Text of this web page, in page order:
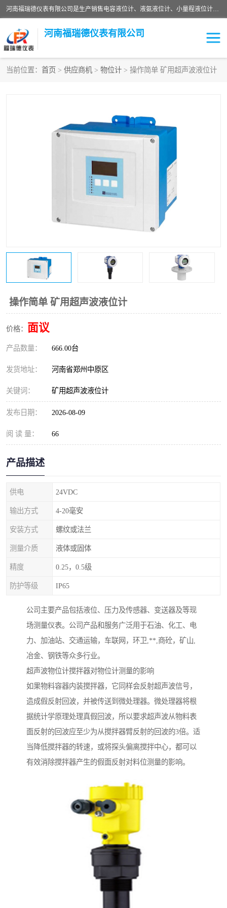
河南福瑞德仪表有限公司是生产销售电容液位计、液氨液位计、小量程液位计定制、智能锅炉水位计、液氮液位计等；并在产品开发、研制的过程中，吸取国内外仪器仪表的技术精华，建立了一支高、精、尖的科研开发队伍，使产品性能不断升级。
河南福瑞德仪表有限公司
当前位置： 首页 > 供应商机 > 物位计 > 操作简单 矿用超声波液位计
操作简单 矿用超声波液位计
价格： 面议
产品数量： 666.00台
发货地址： 河南省郑州中原区
关键词： 矿用超声波液位计
发布日期： 2026-08-09
阅 读 量： 66
产品描述
供电 24VDC
输出方式 4-20毫安
安装方式 螺纹或法兰
测量介质 液体或固体
精度 0.25，0.5级
防护等级 IP65
公司主要产品包括液位、压力及传感器、变送器及等现
场测量仪表。公司产品和服务广泛用于石油、化工、电
力、加油站、交通运输，车联网，环卫,**,商砼，矿山,
冶金、钢铁等众多行业。
超声波物位计搅拌器对物位计测量的影响
如果物料容器内装搅拌器，它同样会反射超声波信号，
造成假反射回波，并被传送到微处理器。微处理器将根
据统计学原理处理真假回波，所以要求超声波从物料表
面反射的回波应至少为从搅拌器臂反射的回波的3倍。适
当降低搅拌器的转速，或将探头偏离搅拌中心，都可以
有效消除搅拌器产生的假面反射对料位测量的影响。
液氮液位计
液位计传感器定制
智能锅炉水位计